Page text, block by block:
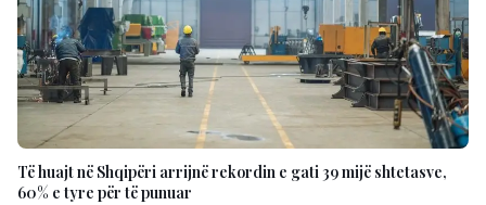
Të huajt në Shqipëri arrijnë rekordin e gati 39 mijë shtetasve,
60% e tyre për të punuar